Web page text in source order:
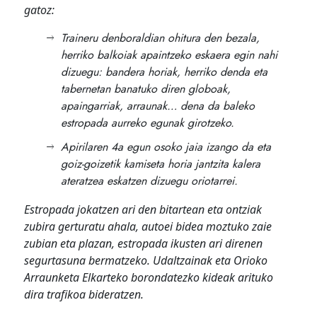
gatoz:
Traineru denboraldian ohitura den bezala,
herriko balkoiak apaintzeko eskaera egin nahi
dizuegu: bandera horiak, herriko denda eta
tabernetan banatuko diren globoak,
apaingarriak, arraunak… dena da baleko
estropada aurreko egunak girotzeko.
Apirilaren 4a egun osoko jaia izango da eta
goiz-goizetik kamiseta horia jantzita kalera
ateratzea eskatzen dizuegu oriotarrei.
Estropada jokatzen ari den bitartean eta ontziak
zubira gerturatu ahala, autoei bidea moztuko zaie
zubian eta plazan, estropada ikusten ari direnen
segurtasuna bermatzeko. Udaltzainak eta Orioko
Arraunketa Elkarteko borondatezko kideak arituko
dira trafikoa bideratzen.